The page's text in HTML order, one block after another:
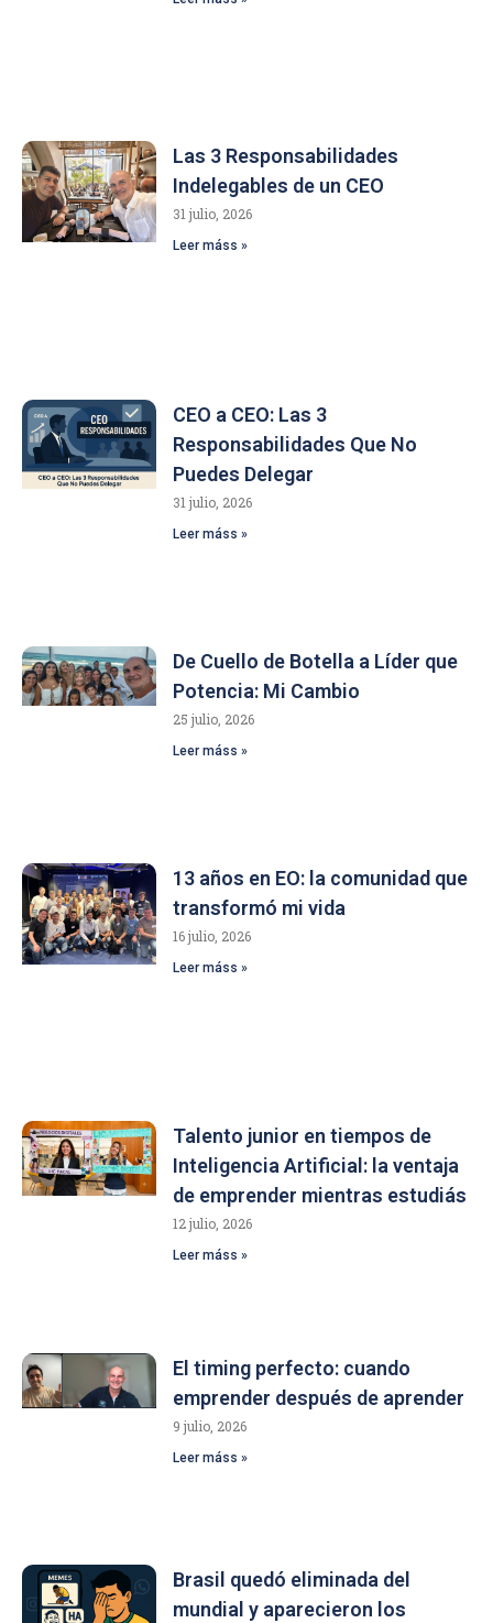
Las 3 Responsabilidades
Indelegables de un CEO
31 julio, 2026
Leer máss »
CEO a CEO: Las 3
Responsabilidades Que No
Puedes Delegar
31 julio, 2026
Leer máss »
De Cuello de Botella a Líder que
Potencia: Mi Cambio
25 julio, 2026
Leer máss »
13 años en EO: la comunidad que
transformó mi vida
16 julio, 2026
Leer máss »
Talento junior en tiempos de
Inteligencia Artificial: la ventaja
de emprender mientras estudiás
12 julio, 2026
Leer máss »
El timing perfecto: cuando
emprender después de aprender
9 julio, 2026
Leer máss »
Brasil quedó eliminada del
mundial y aparecieron los